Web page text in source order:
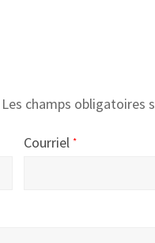
Les champs obligatoires
Courriel *